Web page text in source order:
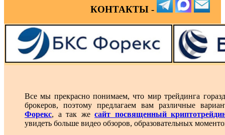
КОНТАКТЫ -
Все мы прекрасно понимаем, что мир трейдинга
брокеров, поэтому предлагаем вам различные
Форекс, а так жесайт посвященный
увидеть больше видео обзоров, образовательных